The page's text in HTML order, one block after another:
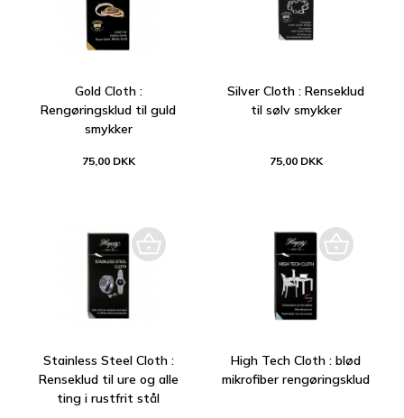
Gold Cloth :
Rengøringsklud til guld
smykker
75,00 DKK
Silver Cloth : Renseklud
til sølv smykker
75,00 DKK
Stainless Steel Cloth :
Renseklud til ure og alle
ting i rustfrit stål
High Tech Cloth : blød
mikrofiber rengøringsklud